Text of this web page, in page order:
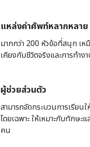
แหล่งคำศัพท์หลากหลาย
มากกว่า 200 หัวข้อที่สนุก เห
เคียงกับชีวิตจริงและการทำง
ผู้ช่วยส่วนตัว
สามารถจัดกระบวนการเรียน
โดยเฉพาะ ให้เหมาะกับทักษะ
คน